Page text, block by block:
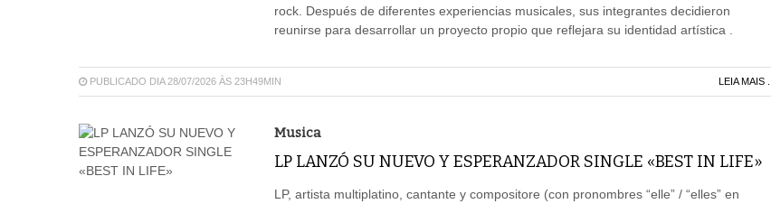
rock. Después de diferentes experiencias musicales, sus integrantes decidieron
reunirse para desarrollar un proyecto propio que reflejara su identidad artística .
PUBLICADO DIA 28/07/2026 ÀS 23H49MIN LEIA MAIS ...
Musica
LP LANZÓ SU NUEVO Y ESPERANZADOR SINGLE «BEST IN LIFE»
LP, artista multiplatino, cantante y compositore (con pronombres “elle” / “elles” en